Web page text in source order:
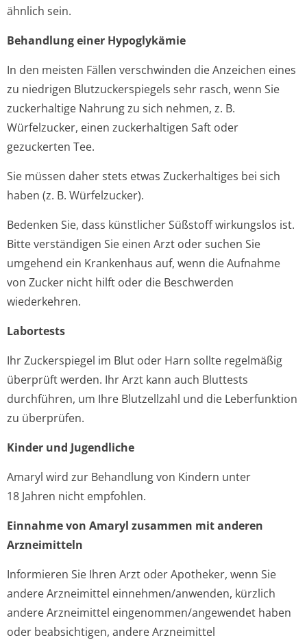
ähnlich sein.
Behandlung einer Hypoglykämie
In den meisten Fällen verschwinden die Anzeichen eines
zu niedrigen Blutzuckerspiegels sehr rasch, wenn Sie
zuckerhaltige Nahrung zu sich nehmen, z. B.
Würfelzucker, einen zuckerhaltigen Saft oder
gezuckerten Tee.
Sie müssen daher stets etwas Zuckerhaltiges bei sich
haben (z. B. Würfelzucker).
Bedenken Sie, dass künstlicher Süßstoff wirkungslos ist.
Bitte verständigen Sie einen Arzt oder suchen Sie
umgehend ein Krankenhaus auf, wenn die Aufnahme
von Zucker nicht hilft oder die Beschwerden
wiederkehren.
Labortests
Ihr Zuckerspiegel im Blut oder Harn sollte regelmäßig
überprüft werden. Ihr Arzt kann auch Bluttests
durchführen, um Ihre Blutzellzahl und die Leberfunktion
zu überprüfen.
Kinder und Jugendliche
Amaryl wird zur Behandlung von Kindern unter
18 Jahren nicht empfohlen.
Einnahme von Amaryl zusammen mit anderen
Arzneimitteln
Informieren Sie Ihren Arzt oder Apotheker, wenn Sie
andere Arzneimittel einnehmen/anwenden, kürzlich
andere Arzneimittel eingenommen/an­gewendet haben
oder beabsichtigen, andere Arzneimittel